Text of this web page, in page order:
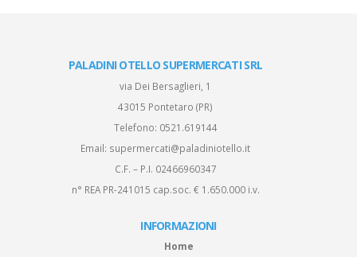
PALADINI OTELLO SUPERMERCATI SRL
via Dei Bersaglieri, 1
43015 Pontetaro (PR)
Telefono: 0521.619144
Email: supermercati@paladiniotello.it
C.F. – P.I. 02466960347
n° REA PR-241015 cap.soc. € 1.650.000 i.v.
INFORMAZIONI
Home